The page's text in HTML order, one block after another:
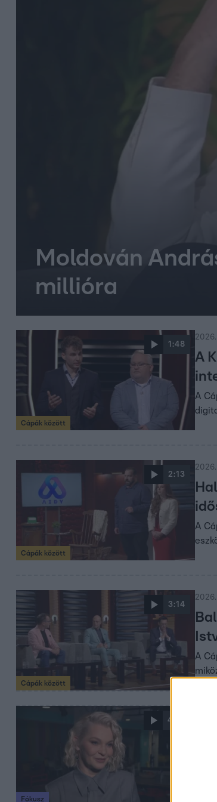
Moldován
millióra
1:48
Cápák között
A
A
2:13
Cápák között
A
3:14
Cápák között
A
4:10
Fókusz
Új